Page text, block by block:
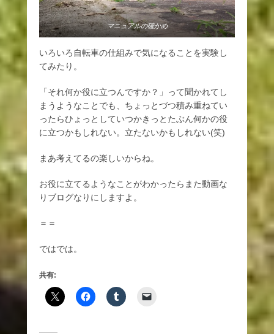
マニュアルの確かめ
いろいろ自転車の仕組みで気になることを実験し
てみたり。
「それ何か役に立つんですか？」って聞かれてし
まうようなことでも、ちょっとづつ積み重ねてい
ったらひょっとしていつかきっとたぶん何かの役
に立つかもしれない。立たないかもしれない(笑)
まあ考えてるの楽しいからね。
お役に立てるようなことがわかったらまた動画な
りブログなりにしますよ。
＝＝
ではでは。
共有: